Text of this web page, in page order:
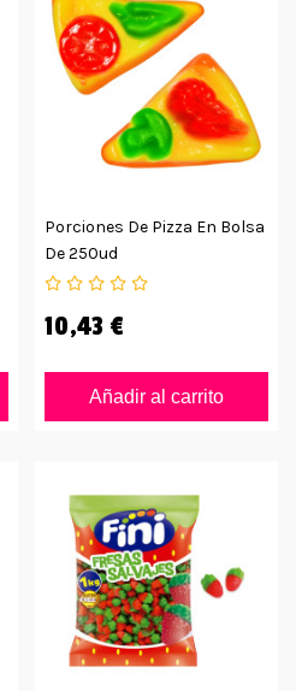
Porciones De Pizza En Bolsa
De 250ud
10,43 €
Añadir al carrito